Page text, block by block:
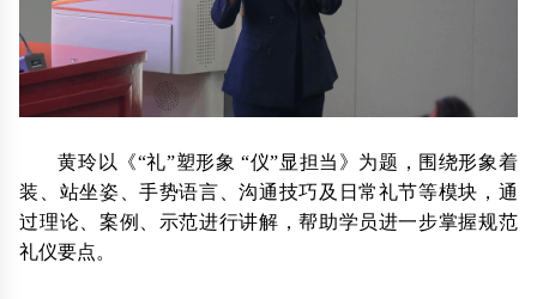
黄玲以《“礼”塑形象 “仪”显担当》为题，围绕形象着
装、站坐姿、手势语言、沟通技巧及日常礼节等模块，通
过理论、案例、示范进行讲解，帮助学员进一步掌握规范
礼仪要点。